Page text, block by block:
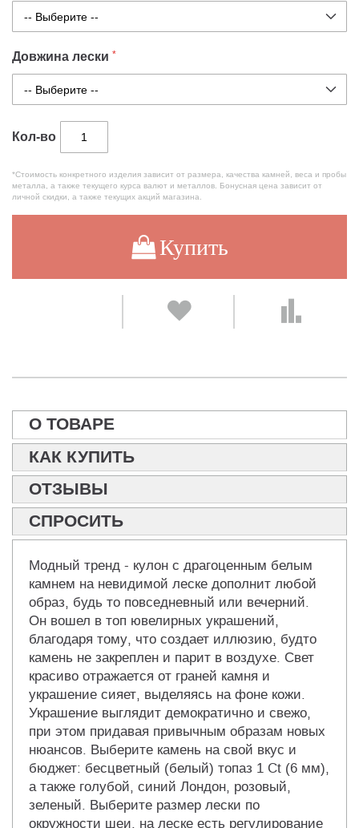
Довжина лески
Кол-во
*Стоимость конкретного изделия зависит от размера, качества камней, веса и пробы
металла, а также текущего курса валют и металлов. Бонусная цена зависит от
личной скидки, а также текущих акций магазина.
Купить
О ТОВАРЕ
КАК КУПИТЬ
ОТЗЫВЫ
СПРОСИТЬ
Модный тренд - кулон с драгоценным белым
камнем на невидимой леске дополнит любой
образ, будь то повседневный или вечерний.
Он вошел в топ ювелирных украшений,
благодаря тому, что создает иллюзию, будто
камень не закреплен и парит в воздухе. Свет
красиво отражается от граней камня и
украшение сияет, выделяясь на фоне кожи.
Украшение выглядит демократично и свежо,
при этом придавая привычным образам новых
нюансов. Выберите камень на свой вкус и
бюджет: бесцветный (белый) топаз 1 Ct (6 мм),
а также голубой, синий Лондон, розовый,
зеленый. Выберите размер лески по
окружности шеи, на леске есть регулирование